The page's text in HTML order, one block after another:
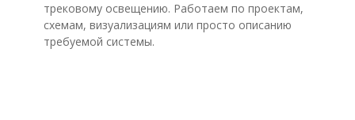
трековому освещению. Работаем по проектам,
схемам, визуализациям или просто описанию
требуемой системы.